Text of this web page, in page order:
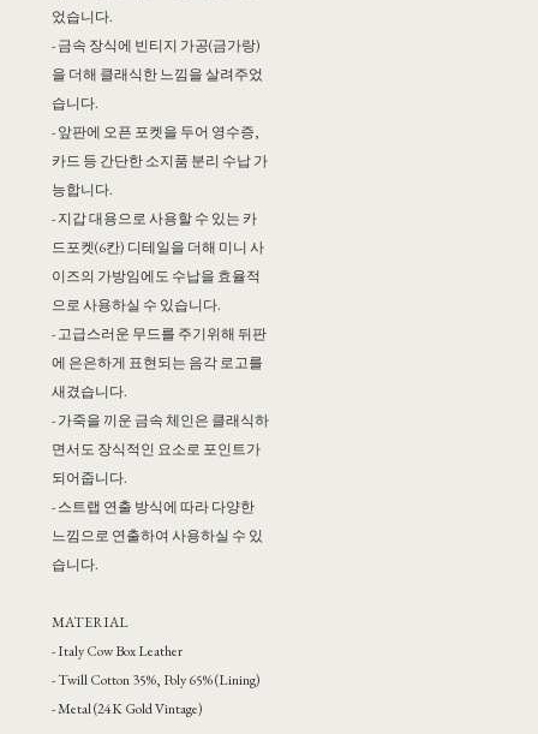
었습니다.
- 금속 장식에 빈티지 가공(금가랑)
을 더해 클래식한 느낌을 살려주었
습니다.
- 앞판에 오픈 포켓을 두어 영수증,
카드 등 간단한 소지품 분리 수납 가
능합니다.
- 지갑 대용으로 사용할 수 있는 카
드포켓(6칸) 디테일을 더해 미니 사
이즈의 가방임에도 수납을 효율적
으로 사용하실 수 있습니다.
- 고급스러운 무드를 주기위해 뒤판
에 은은하게 표현되는 음각 로고를
새겼습니다.
- 가죽을 끼운 금속 체인은 클래식하
면서도 장식적인 요소로 포인트가
되어줍니다.
- 스트랩 연출 방식에 따라 다양한
느낌으로 연출하여 사용하실 수 있
습니다.
MATERIAL
- Italy Cow Box Leather
- Twill Cotton 35%, Poly 65% (Lining)
- Metal (24K Gold Vintage)